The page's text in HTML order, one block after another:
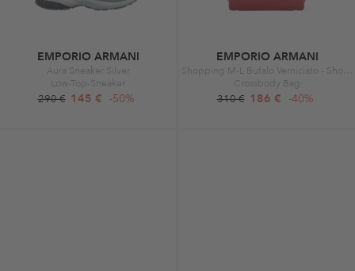
EMPORIO ARMANI
Aura Sneaker Silver
Low-Top-Sneaker
290 € 145 € -50%
EMPORIO ARMANI
Crossbody Bag
310 € 186 € -40%